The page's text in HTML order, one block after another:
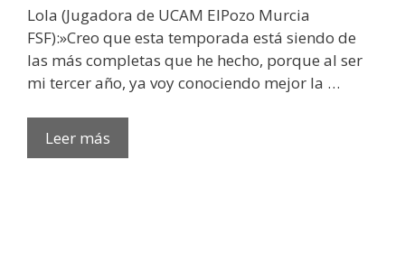
Lola (Jugadora de UCAM ElPozo Murcia
FSF):»Creo que esta temporada está siendo de
las más completas que he hecho, porque al ser
mi tercer año, ya voy conociendo mejor la …
Leer más